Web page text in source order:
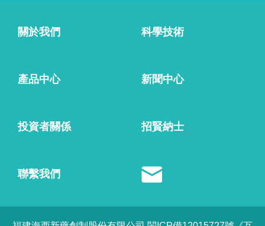
關於我們 科學技術
產品中心 新聞中心
投資者關係 招賢納士
聯繫我們